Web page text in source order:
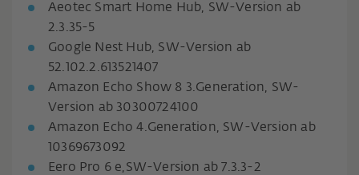
Aeotec Smart Home Hub, SW-Version ab
2.3.35-5
Google Nest Hub, SW-Version ab
52.102.2.613521407
Amazon Echo Show 8 3.Generation, SW-
Version ab 30300724100
Amazon Echo 4.Generation, SW-Version ab
10369673092
Eero Pro 6 e,SW-Version ab 7.3.3-2